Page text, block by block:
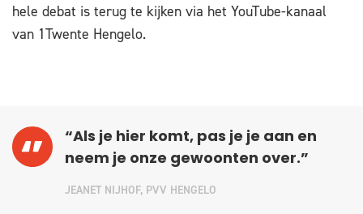
hele debat is terug te kijken via het YouTube-kanaal
van 1Twente Hengelo.
“Als je hier komt, pas je je aan en
neem je onze gewoonten over.”
JEANET NIJHOF, PVV HENGELO